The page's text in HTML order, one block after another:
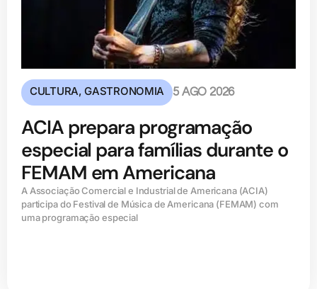
CULTURA,GASTRONOMIA 5 AGO 2026
ACIA prepara programação
especial para famílias durante o
FEMAM em Americana
A Associação Comercial e Industrial de Americana (ACIA)
participa do Festival de Música de Americana (FEMAM) com
uma programação especial